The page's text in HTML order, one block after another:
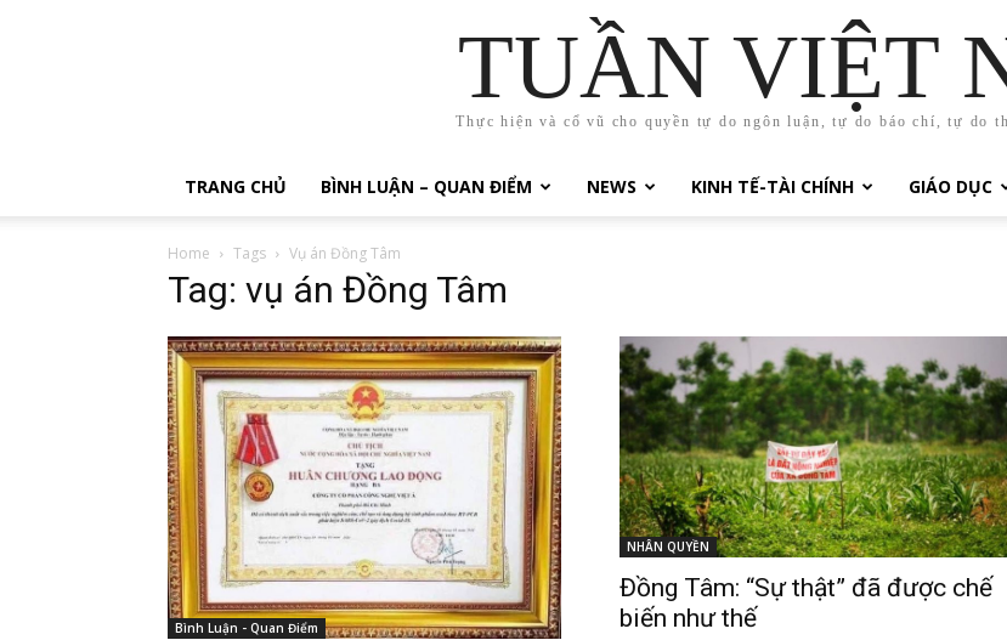
TUẦN VIỆT
Thực hiện và cổ vũ cho quyền tự do ngôn luận, tự do báo chí, tự do
TRANG CHỦ BÌNH LUẬN – QUAN ĐIỂM NEWS KINH TẾ-TÀI CHÍNH GIÁO DỤC
Home Tags Vụ án Đồng Tâm
Tag: vụ án Đồng Tâm
Bình Luận - Quan Điểm
NHÂN QUYỀN
Đồng Tâm: “Sự thật” đã được chế
biến như thế